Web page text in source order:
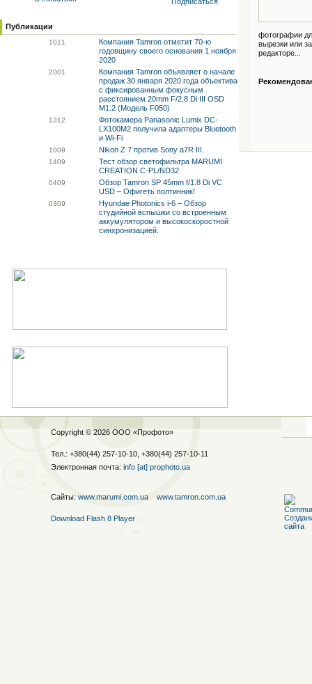
Публикации
1011
Компания Tamron отметит 70-ю
годовщину своего основания 1 ноября
2020
2001
Компания Tamron объявляет о начале
продаж 30 января 2020 года объектива
с фиксированным фокусным
расстоянием 20mm F/2.8 Di III OSD
M1:2 (Модель F050)
1312
Фотокамера Panasonic Lumix DC-
LX100M2 получила адаптеры Bluetooth
и Wi-Fi
1009 Nikon Z 7 против Sony a7R III.
1409
Тест обзор светофильтра MARUMI
CREATION C-PL/ND32
0409
Обзор Tamron SP 45mm f/1.8 Di VC
USD – Офигеть полтинник!
0309
Hyundae Photonics i-6 – Обзор
студийной вспышки со встроенным
аккумулятором и высокоскоростной
синхронизацией.
фотографии
вырезки или
редакторе...
Copyright © 2026 ООО «Профото»
Тел.: +380(44) 257-10-10, +380(44) 257-10-11
Электронная почта: info [at] prophoto.ua
Сайты: www.marumi.com.ua www.tamron.com.ua
Download Flash 8 Player